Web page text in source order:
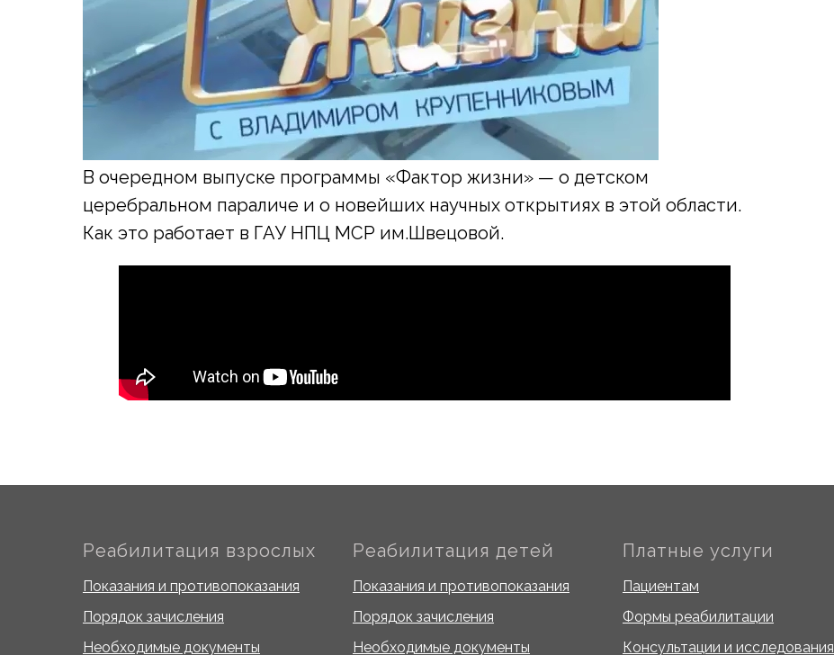
В очередном выпуске программы «Фактор жизни» — о детском
церебральном параличе и о новейших научных открытиях в этой области.
Как это работает в ГАУ НПЦ МСР им.Швецовой.
Реабилитация взрослых
Показания и противопоказания
Порядок зачисления
Необходимые документы
Реабилитация детей
Показания и противопоказания
Порядок зачисления
Необходимые документы
Платные услуги
Пациентам
Формы реабилитации
Консультации и исследования